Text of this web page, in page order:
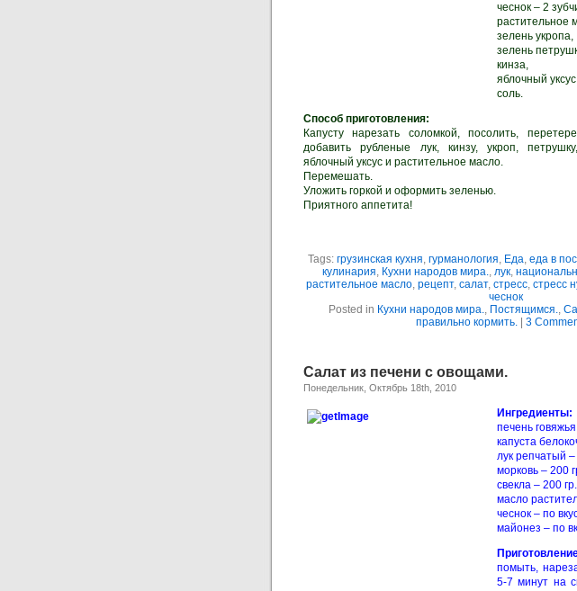
чеснок – 2
растительное
зелень укропа,
зелень
кинза,
яблочный
соль.
Способ приготовления:
Капусту нарезать соломкой, посолить,
добавить рубленые лук, кинзу, укроп,
яблочный уксус и растительное масло.
Перемешать.
Уложить горкой и оформить зеленью.
Приятного аппетита!
Tags: грузинская кухня, гурманология, Еда, еда в
кулинария, Кухни народов мира., лук,
растительное масло, рецепт, салат, стресс, стресс
чеснок
Posted in Кухни народов мира., Постящимся.,
правильно кормить.| 3
Салат из печени с овощами.
Понедельник, Октябрь 18th, 2010
Ингредиенты:
печень
капуста
лук репчатый –
морковь – 200
свекла – 200 гр.
масло
чеснок – по
майонез – по
помыть,
5-7 минут на